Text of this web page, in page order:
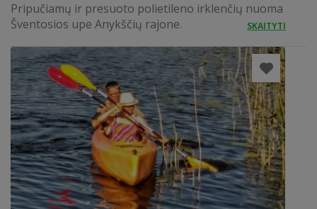
Pripučiamų ir presuoto polietileno irklenčių nuoma
Šventosios upe Anykščių rajone.
SKAITYTI